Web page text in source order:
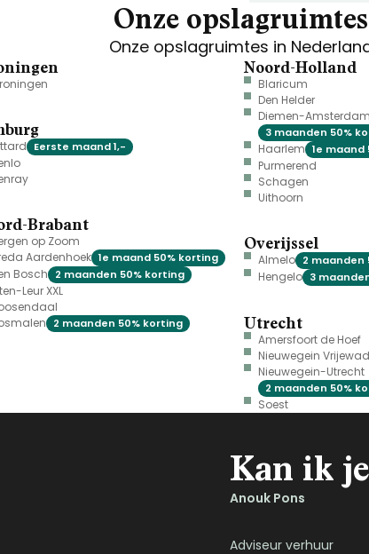
Onze opslagruimtes
Onze opslagruimtes in
Eerste maand 1,-
Brabant
op Zoom
Aardenhoek 1e maand 50% korting
Bosch 2 maanden 50% korting
Leur XXL
2 maanden 50% korting
Noord-Holland
Blaricum
Den Helder
Diemen-Amsterdam
3 maanden 50%
Haarlem 1e maand
Purmerend
Schagen
Uithoorn
Overijssel
Almelo 2 maanden
Hengelo 3
Utrecht
Amersfoort de Hoef
Nieuwegein
Nieuwegein-Utrecht
2 maanden 50%
Soest
Kan ik
Anouk Pons
Adviseur verhuur